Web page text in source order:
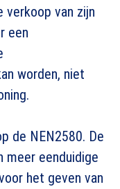
van zijn
een
worden, niet
de NEN2580. De
meer eenduidige
het geven van